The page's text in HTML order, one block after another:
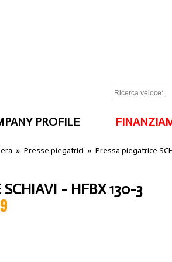
PROFILE
»Presse piegatrici »Pressa piegatrice
SCHIAVI - HFBX 130-3